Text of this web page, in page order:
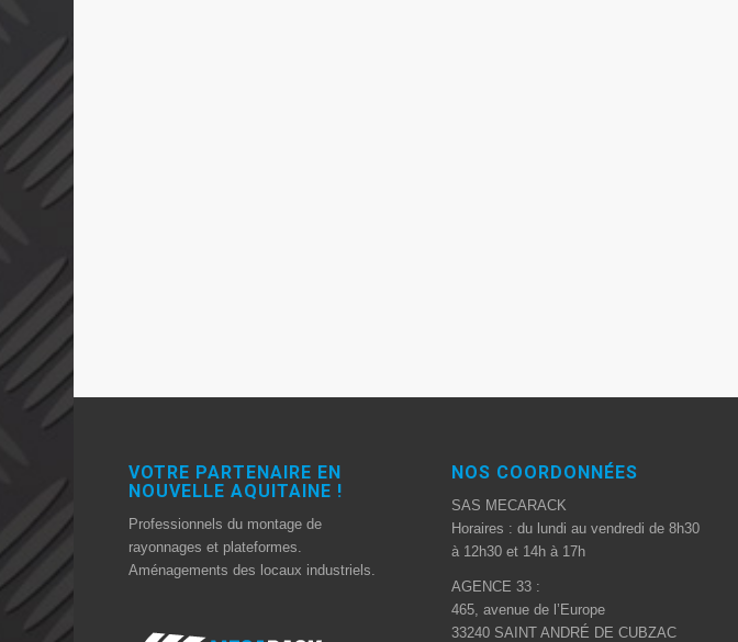
VOTRE PARTENAIRE EN
NOUVELLE AQUITAINE !
Professionnels du montage de
rayonnages et plateformes.
Aménagements des locaux industriels.
NOS COORDONNÉES
SAS MECARACK
Horaires : du lundi au vendredi de 8h30
à 12h30 et 14h à 17h
AGENCE 33 :
465, avenue de l’Europe
33240 SAINT ANDRÉ DE CUBZAC